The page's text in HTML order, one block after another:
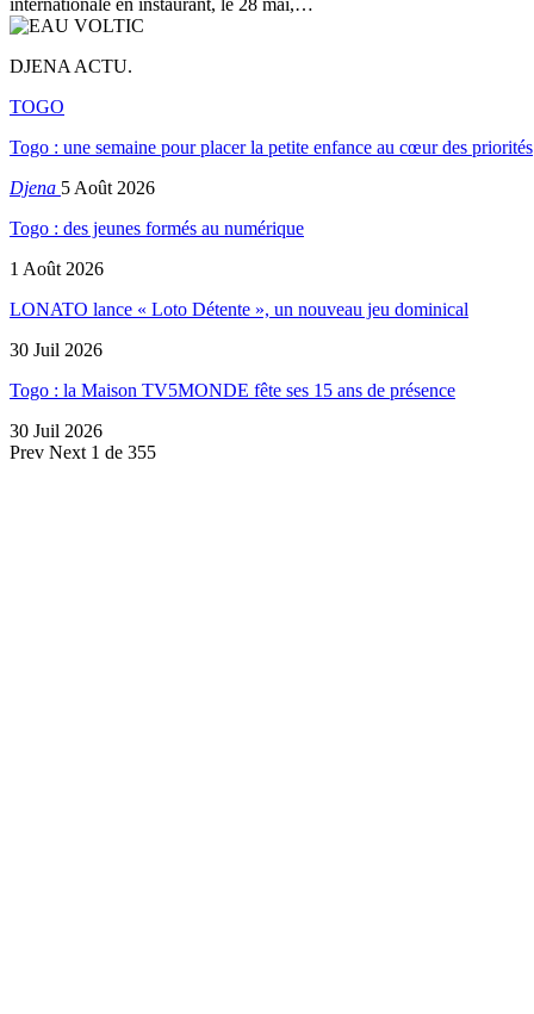
internationale en instaurant, le 28 mai,…
DJENA ACTU.
TOGO
Togo : une semaine pour placer la petite enfance au cœur des priorités
Djena 5 Août 2026
Togo : des jeunes formés au numérique
1 Août 2026
LONATO lance « Loto Détente », un nouveau jeu dominical
30 Juil 2026
Togo : la Maison TV5MONDE fête ses 15 ans de présence
30 Juil 2026
Prev Next 1 de 355